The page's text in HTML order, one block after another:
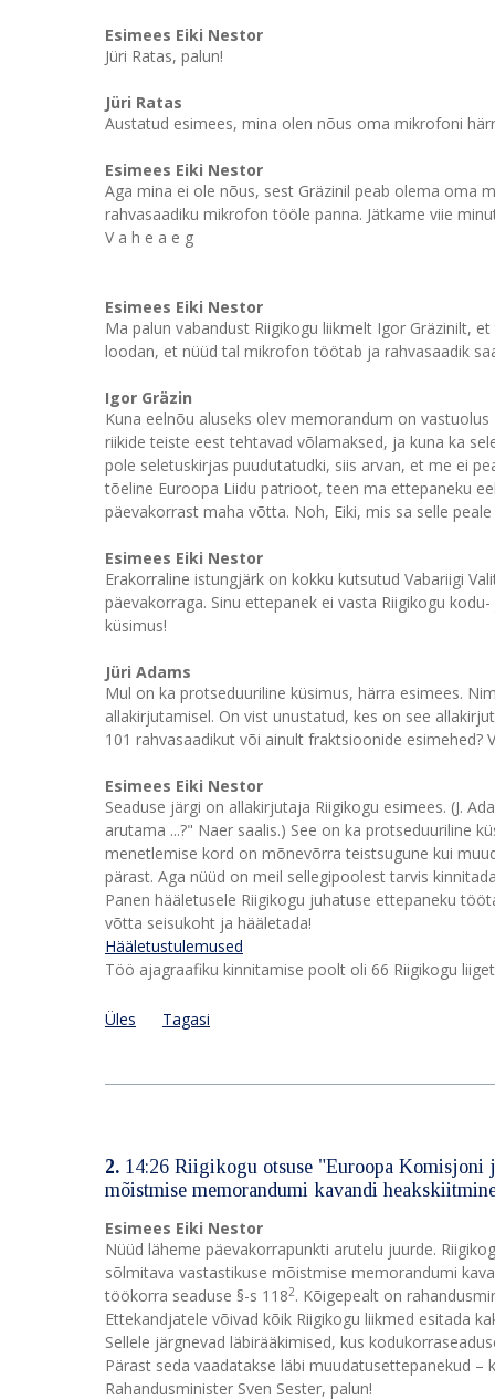
Esimees Eiki Nestor
Jüri Ratas, palun!
Jüri Ratas
Austatud esimees, mina olen nõus oma mikrofoni
Esimees Eiki Nestor
Aga mina ei ole nõus, sest Gräzinil peab olema oma
rahvasaadiku mikrofon tööle panna. Jätkame viie
V a h e a e g
Esimees Eiki Nestor
Ma palun vabandust Riigikogu liikmelt Igor Gräzinilt,
loodan, et nüüd tal mikrofon töötab ja rahvasaadik
Igor Gräzin
Kuna eelnõu aluseks olev memorandum on
riikide teiste eest tehtavad võlamaksed, ja kuna ka
pole seletuskirjas puudutatudki, siis arvan, et me ei
tõeline Euroopa Liidu patrioot, teen ma ettepaneku
päevakorrast maha võtta. Noh, Eiki, mis sa selle
Esimees Eiki Nestor
Erakorraline istungjärk on kokku kutsutud Vabariigi
päevakorraga. Sinu ettepanek ei vasta Riigikogu
küsimus!
Jüri Adams
Mul on ka protseduuriline küsimus, härra esimees.
allakirjutamisel. On vist unustatud, kes on see
101 rahvasaadikut või ainult fraktsioonide
Esimees Eiki Nestor
Seaduse järgi on allakirjutaja Riigikogu esimees. (J.
arutama ...?" Naer saalis.) See on ka protseduuriline
menetlemise kord on mõnevõrra teistsugune kui
pärast. Aga nüüd on meil sellegipoolest tarvis
Panen hääletusele Riigikogu juhatuse ettepaneku
võtta seisukoht ja hääletada!
Hääletustulemused
Töö ajagraafiku kinnitamise poolt oli 66 Riigikogu
Üles Tagasi
2. 14:26 Riigikogu otsuse "Euroopa Komisjoni
mõistmise memorandumi kavandi
Esimees Eiki Nestor
Nüüd läheme päevakorrapunkti arutelu juurde.
sõlmitava vastastikuse mõistmise memorandumi
töökorra seaduse §-s 1182. Kõigepealt on
Ettekandjatele võivad kõik Riigikogu liikmed esitada
Sellele järgnevad läbirääkimised, kus
Pärast seda vaadatakse läbi muudatusettepanekud
Rahandusminister Sven Sester, palun!